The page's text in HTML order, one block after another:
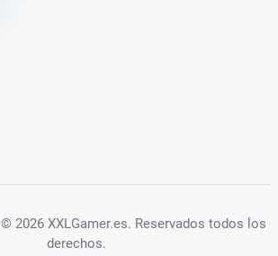
© 2026 XXLGamer.es. Reservados todos los
derechos.